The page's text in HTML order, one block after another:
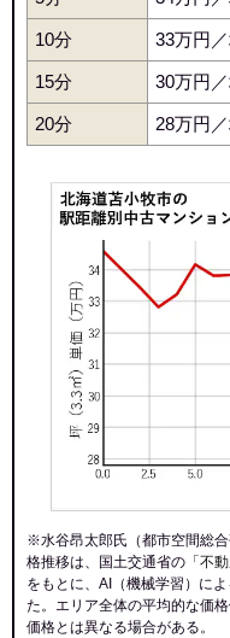
無料
青葉マンションA
住所 北海道苫小
相場
720万円
マ
無料
青葉マンションC
住所
相場
420万円
(5.3万円/㎡
マン
10分 33万円
15分 30万円
20分 28万円
※水谷昂太郎氏（都市空間総
格推移は、国土交通省の「不
をもとに、AI（機械学習）に
た。エリア全体の平均的な価
価格とは異なる場合がある。